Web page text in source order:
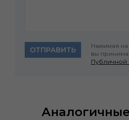
ОТПРАВИТЬ
Нажимая на
вы
Публичной